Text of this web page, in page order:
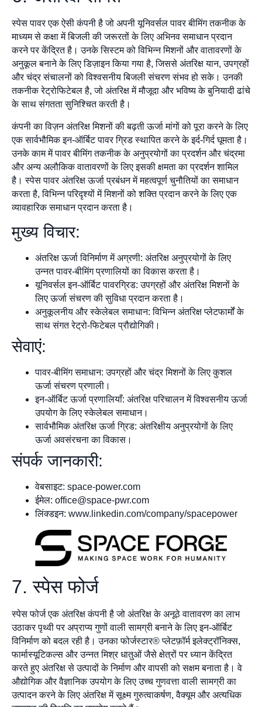
स्पेस पावर एक ऐसी कंपनी है जो अपनी यूनिवर्सल पावर बीमिंग तकनीक के
माध्यम से कक्षा में बिजली की जरूरतों के लिए अभिनव समाधान प्रदान
करने पर केंद्रित है। उनके सिस्टम को विभिन्न मिशनों और वातावरणों के
अनुकूल बनाने के लिए डिज़ाइन किया गया है, जिससे अंतरिक्ष यान, उपग्रहों
और चंद्र संचालनों को विश्वसनीय बिजली संचरण संभव हो सके। उनकी
तकनीक रेट्रोफिटेबल है, जो अंतरिक्ष में मौजूदा और भविष्य के बुनियादी ढांचे
के साथ संगतता सुनिश्चित करती है।
कंपनी का विज़न अंतरिक्ष मिशनों की बढ़ती ऊर्जा मांगों को पूरा करने के लिए
एक सार्वभौमिक इन-ऑर्बिट पावर ग्रिड स्थापित करने के इर्द-गिर्द घूमता है।
उनके काम में पावर बीमिंग तकनीक के अनुप्रयोगों का प्रदर्शन और चंद्रमा
और अन्य अलौकिक वातावरणों के लिए इसकी क्षमता का प्रदर्शन शामिल
है। स्पेस पावर अंतरिक्ष ऊर्जा प्रबंधन में महत्वपूर्ण चुनौतियों का समाधान
करता है, विभिन्न परिदृश्यों में मिशनों को शक्ति प्रदान करने के लिए एक
व्यावहारिक समाधान प्रदान करता है।
मुख्य विचार:
अंतरिक्ष ऊर्जा विनिर्माण में अग्रणी: अंतरिक्ष अनुप्रयोगों के लिए
उन्नत पावर-बीमिंग प्रणालियों का विकास करता है।
यूनिवर्सल इन-ऑर्बिट पावरग्रिड: उपग्रहों और अंतरिक्ष मिशनों के
लिए ऊर्जा संचरण की सुविधा प्रदान करता है।
अनुकूलनीय और स्केलेबल समाधान: विभिन्न अंतरिक्ष प्लेटफार्मों के
साथ संगत रेट्रो-फिटेबल प्रौद्योगिकी।
सेवाएं:
पावर-बीमिंग समाधान: उपग्रहों और चंद्र मिशनों के लिए कुशल
ऊर्जा संचरण प्रणाली।
इन-ऑर्बिट ऊर्जा प्रणालियाँ: अंतरिक्ष परिचालन में विश्वसनीय ऊर्जा
उपयोग के लिए स्केलेबल समाधान।
सार्वभौमिक अंतरिक्ष ऊर्जा ग्रिड: अंतरिक्षीय अनुप्रयोगों के लिए
ऊर्जा अवसंरचना का विकास।
संपर्क जानकारी:
वेबसाइट: space-power.com
ईमेल: office@space-pwr.com
लिंक्डइन: www.linkedin.com/company/spacepower
7. स्पेस फोर्ज
स्पेस फोर्ज एक अंतरिक्ष कंपनी है जो अंतरिक्ष के अनूठे वातावरण का लाभ
उठाकर पृथ्वी पर अप्राप्य गुणों वाली सामग्री बनाने के लिए इन-ऑर्बिट
विनिर्माण को बदल रही है। उनका फोर्जस्टार® प्लेटफ़ॉर्म इलेक्ट्रॉनिक्स,
फार्मास्यूटिकल्स और उन्नत मिश्र धातुओं जैसे क्षेत्रों पर ध्यान केंद्रित
करते हुए अंतरिक्ष से उत्पादों के निर्माण और वापसी को सक्षम बनाता है। वे
औद्योगिक और वैज्ञानिक उपयोग के लिए उच्च गुणवत्ता वाली सामग्री का
उत्पादन करने के लिए अंतरिक्ष में सूक्ष्म गुरुत्वाकर्षण, वैक्यूम और अत्यधिक